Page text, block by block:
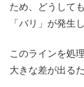
ため、どうして
「バリ」が発生
このラインを処
大きな差が出る